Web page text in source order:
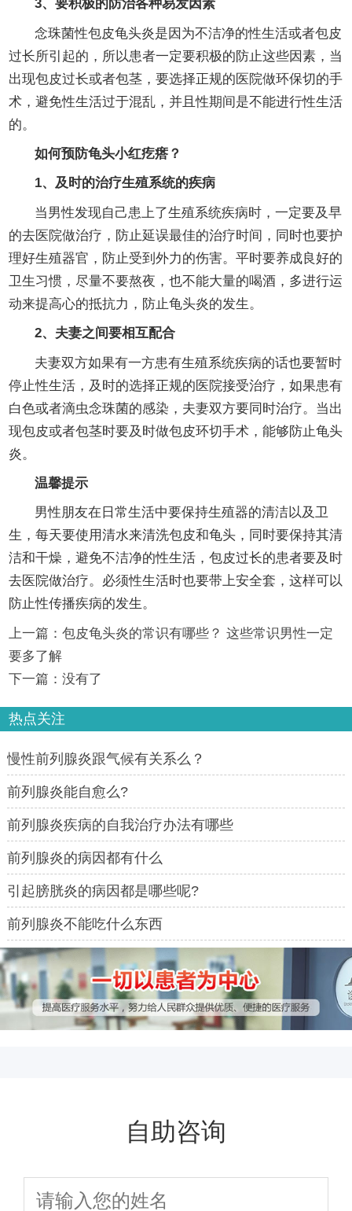
3、要积极的防治各种易发因素
念珠菌性包皮龟头炎是因为不洁净的性生活或者包皮
过长所引起的，所以患者一定要积极的防止这些因素，当
出现包皮过长或者包茎，要选择正规的医院做环保切的手
术，避免性生活过于混乱，并且性期间是不能进行性生活
的。
如何预防龟头小红疙瘩？
1、及时的治疗生殖系统的疾病
当男性发现自己患上了生殖系统疾病时，一定要及早
的去医院做治疗，防止延误最佳的治疗时间，同时也要护
理好生殖器官，防止受到外力的伤害。平时要养成良好的
卫生习惯，尽量不要熬夜，也不能大量的喝酒，多进行运
动来提高心的抵抗力，防止龟头炎的发生。
2、夫妻之间要相互配合
夫妻双方如果有一方患有生殖系统疾病的话也要暂时
停止性生活，及时的选择正规的医院接受治疗，如果患有
白色或者滴虫念珠菌的感染，夫妻双方要同时治疗。当出
现包皮或者包茎时要及时做包皮环切手术，能够防止龟头
炎。
温馨提示
男性朋友在日常生活中要保持生殖器的清洁以及卫
生，每天要使用清水来清洗包皮和龟头，同时要保持其清
洁和干燥，避免不洁净的性生活，包皮过长的患者要及时
去医院做治疗。必须性生活时也要带上安全套，这样可以
防止性传播疾病的发生。
上一篇： 包皮龟头炎的常识有哪些？ 这些常识男性一定
要多了解
下一篇：没有了
热点关注
慢性前列腺炎跟气候有关系么？
前列腺炎能自愈么?
前列腺炎疾病的自我治疗办法有哪些
前列腺炎的病因都有什么
引起膀胱炎的病因都是哪些呢?
前列腺炎不能吃什么东西
自助咨询